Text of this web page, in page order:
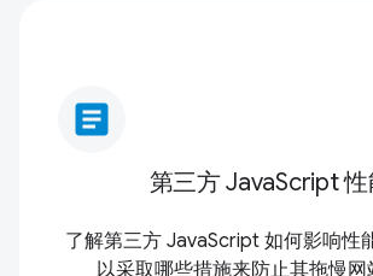
article
第三方 JavaScript
了解第三方 JavaScript 如何影响性
以采取哪些措施来防止其拖慢网